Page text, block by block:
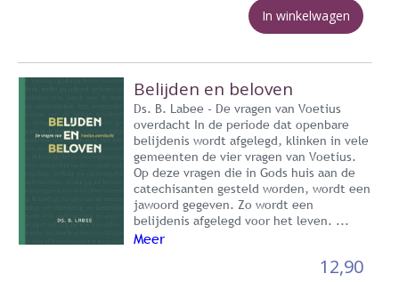
In winkelwagen
Belijden en beloven
Ds. B. Labee - De vragen van Voetius
overdacht In de periode dat openbare
belijdenis wordt afgelegd, klinken in vele
gemeenten de vier vragen van Voetius.
Op deze vragen die in Gods huis aan de
catechisanten gesteld worden, wordt een
jawoord gegeven. Zo wordt een
belijdenis afgelegd voor het leven. ...
Meer
12,90